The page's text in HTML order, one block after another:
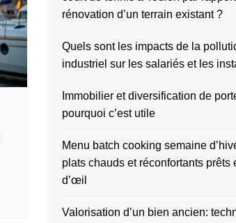
rénovation d’un terrain existant ?
Quels sont les impacts de la
industriel sur les salariés et les
Immobilier et diversification de
pourquoi c’est utile
Menu batch cooking semaine
plats chauds et réconfortants prêts
d’œil
Valorisation d’un bien ancien: